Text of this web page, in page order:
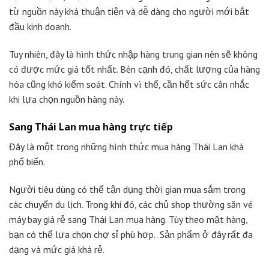
từ nguồn này khá thuận tiện và dễ dàng cho người mới bắt
đầu kinh doanh.
Tuy nhiên, đây là hình thức nhập hàng trung gian nên sẽ không
có được mức giá tốt nhất. Bên cạnh đó, chất lượng của hàng
hóa cũng khó kiểm soát. Chính vì thế, cần hết sức cân nhắc
khi lựa chọn nguồn hàng này.
Sang Thái Lan mua hàng trực tiếp
Đây là một trong những hình thức mua hàng Thái Lan khá
phổ biến.
Người tiêu dùng có thể tận dụng thời gian mua sắm trong
các chuyến du lịch. Trong khi đó, các chủ shop thường săn vé
máy bay giá rẻ sang Thái Lan mua hàng. Tùy theo mặt hàng,
bạn có thể lựa chọn chợ sỉ phù hợp.. Sản phẩm ở đây rất đa
dạng và mức giá khá rẻ.